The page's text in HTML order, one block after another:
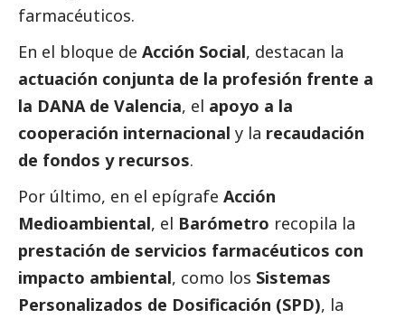
farmacéuticos.
En el bloque de Acción Social, destacan la
actuación conjunta de la profesión frente a
la DANA de Valencia, el apoyo a la
cooperación internacional y la recaudación
de fondos y recursos.
Por último, en el epígrafe Acción
Medioambiental, el Barómetro recopila la
prestación de servicios farmacéuticos con
impacto ambiental, como los Sistemas
Personalizados de Dosificación (SPD), la